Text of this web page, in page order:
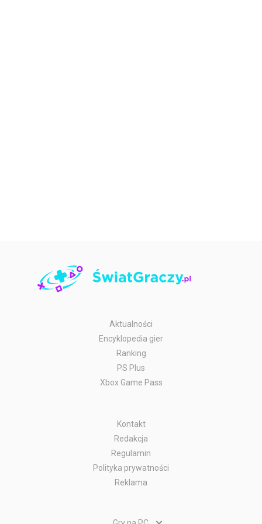
Aktualności
Encyklopedia gier
Ranking
PS Plus
Xbox Game Pass
Kontakt
Redakcja
Regulamin
Polityka prywatności
Reklama